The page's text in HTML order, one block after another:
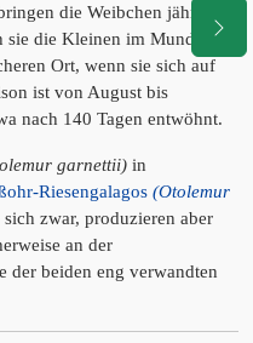
die Weibchen jährlich 1
sie die Kleinen im Mund
Ort, wenn sie sich auf
ist von August bis
nach 140 Tagen entwöhnt.
garnettii) in
Riesengalagos (Otolemur
sich zwar, produzieren aber
an der
der beiden eng verwandten